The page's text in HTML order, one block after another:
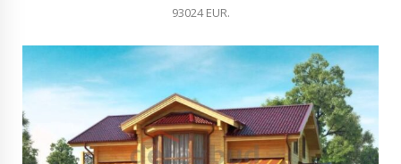
93024 EUR.